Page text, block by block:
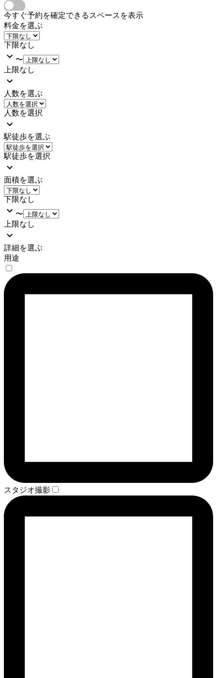
今すぐ予約を確定できるスペースを表示
料金を選ぶ
下限なし
〜
上限なし
人数を選ぶ
人数を選択
駅徒歩を選ぶ
駅徒歩を選択
面積を選ぶ
下限なし
〜
上限なし
詳細を選ぶ
用途
スタジオ撮影